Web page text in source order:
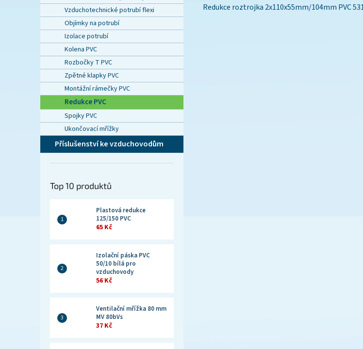
Vzduchotechnické potrubí flexi
Objímky na potrubí
Izolace potrubí
Kolena PVC
Rozbočky T PVC
Zpětné klapky PVC
Montážní rámečky PVC
Redukce PVC
Spojky PVC
Ukončovací mřížky
Příslušenství ke vzduchovodům
Top 10 produktů
Plastová redukce
125/150 PVC
65 Kč
Izolační páska PVC
50/10 bílá pro
vzduchovody
56 Kč
Ventilační mřížka 80 mm
MV 80bVs
37 Kč
Redukce roztrojka 2x110x55mm/104mm PVC